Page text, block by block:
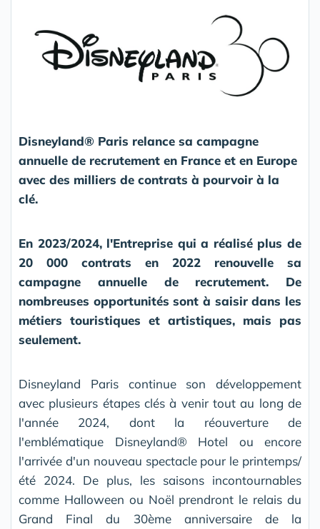
Disneyland® Paris relance sa campagne
annuelle de recrutement en France et en Europe
avec des milliers de contrats à pourvoir à la
clé.
En 2023/2024, l'Entreprise qui a réalisé plus de
20 000 contrats en 2022 renouvelle sa
campagne annuelle de recrutement. De
nombreuses opportunités sont à saisir dans les
métiers touristiques et artistiques, mais pas
seulement.
Disneyland Paris continue son développement
avec plusieurs étapes clés à venir tout au long de
l'année 2024, dont la réouverture de
l'emblématique Disneyland® Hotel ou encore
l'arrivée d'un nouveau spectacle pour le printemps/
été 2024. De plus, les saisons incontournables
comme Halloween ou Noël prendront le relais du
Grand Final du 30ème anniversaire de la